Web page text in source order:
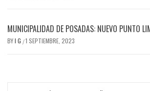
MUNICIPALIDAD DE POSADAS: NUEVO PUNTO
BYI G /1 SEPTIEMBRE, 2023